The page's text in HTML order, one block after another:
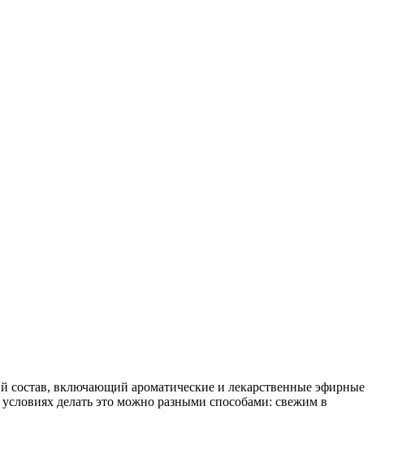
состав, включающий ароматические и лекарственные эфирные
делать это можно разными способами: свежим в